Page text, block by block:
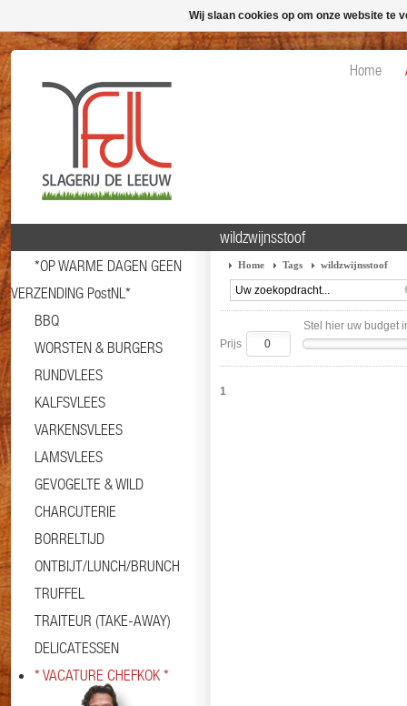
Home
*OP WARME DAGEN GEEN
VERZENDING PostNL*
BBQ
WORSTEN & BURGERS
RUNDVLEES
KALFSVLEES
VARKENSVLEES
LAMSVLEES
GEVOGELTE & WILD
CHARCUTERIE
BORRELTIJD
ONTBIJT/LUNCH/BRUNCH
TRUFFEL
TRAITEUR (TAKE-AWAY)
DELICATESSEN
* VACATURE CHEFKOK *
wildzwijnsstoof
Home Tags wildzwijnsstoof
Stel hier uw budget
Prijs
1
Wij slaan cookies op om onze website te